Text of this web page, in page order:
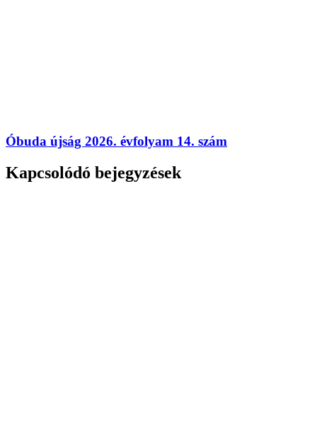
Óbuda újság 2026. évfolyam 14. szám
Kapcsolódó bejegyzések